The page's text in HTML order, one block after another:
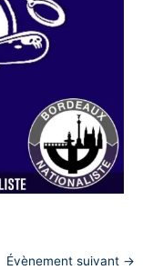
Évènement suivant →